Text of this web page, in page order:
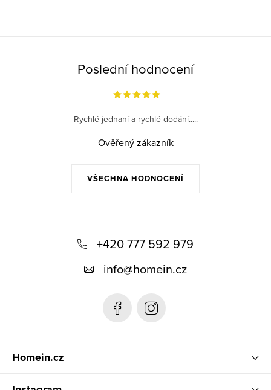
Poslední hodnocení
VŠECHNA HODNOCENÍ
Rychlé jednaní a rychlé dodání.....
Ověřený zákazník
+420 777 592 979
info@homein.cz
Homein.cz